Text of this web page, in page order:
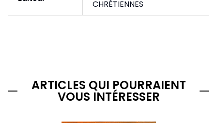
CHRÉTIENNES
ARTICLES QUI POURRAIENT
VOUS INTÉRESSER